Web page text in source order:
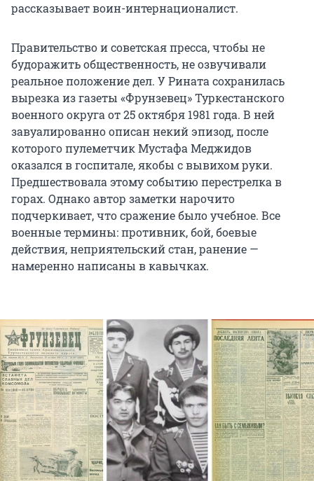
рассказывает воин-интернационалист.
Правительство и советская пресса, чтобы не
будоражить общественность, не озвучивали
реальное положение дел. У Рината сохранилась
вырезка из газеты «Фрунзевец» Туркестанского
военного округа от 25 октября 1981 года. В ней
завуалированно описан некий эпизод, после
которого пулеметчик Мустафа Меджидов
оказался в госпитале, якобы с вывихом руки.
Предшествовала этому событию перестрелка в
горах. Однако автор заметки нарочито
подчеркивает, что сражение было учебное. Все
военные термины: противник, бой, боевые
действия, неприятельский стан, ранение —
намеренно написаны в кавычках.